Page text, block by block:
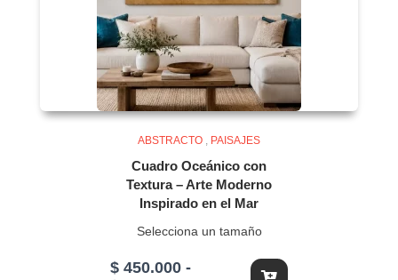
ABSTRACTO PAISAJES
Cuadro Oceánico con
Textura – Arte Moderno
Inspirado en el Mar
Selecciona un tamaño
$ 450.000 -